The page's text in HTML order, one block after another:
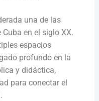
una de las
en el siglo XX.
espacios
profundo en la
y didáctica,
para conectar el